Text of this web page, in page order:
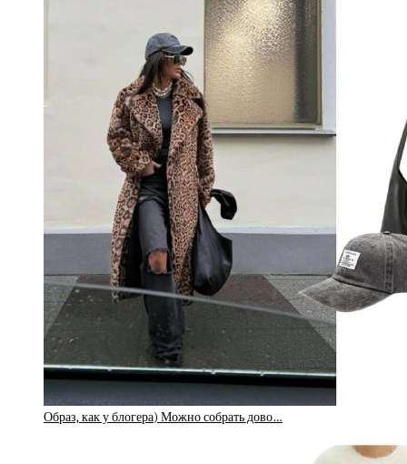
Образ, как у блогера) Можно собрать дово…